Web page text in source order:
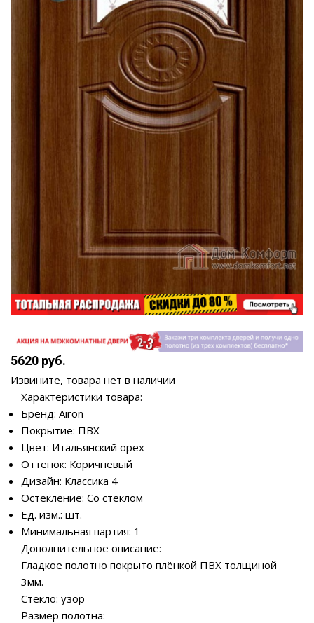
5620 руб.
Извините, товара нет в наличии
Характеристики товара:
Бренд: Airon
Покрытие: ПВХ
Цвет: Итальянский орех
Оттенок: Коричневый
Дизайн: Классика 4
Остекление: Со стеклом
Ед. изм.: шт.
Минимальная партия: 1
Дополнительное описание:
Гладкое полотно покрыто плёнкой ПВХ толщиной
3мм.
Стекло: узор
Размер полотна: